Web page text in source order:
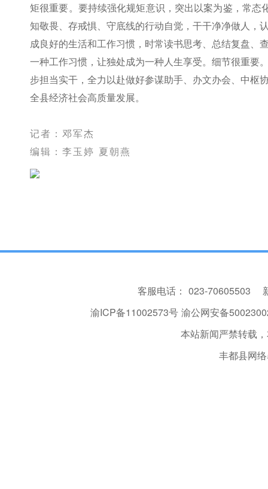
矩很重要。要持续强化规矩意识，突出以案为鉴，常态
知敬畏、存戒惧、守底线的行动自觉，干干净净做人，
成良好的生活和工作习惯，时常读书思考、总结复盘、
一种工作习惯，让独处成为一种人生享受。细节很重要
步担当实干，全力以赴做好参谋助手、办文办会、中枢
全县经济社会高质量发展。
记者：邓军杰
编辑：李玉婷 夏朝燕
客服电话： 023-70605503
渝ICP备11002573号 渝公网安备
本站新闻严禁转载
丰都县网